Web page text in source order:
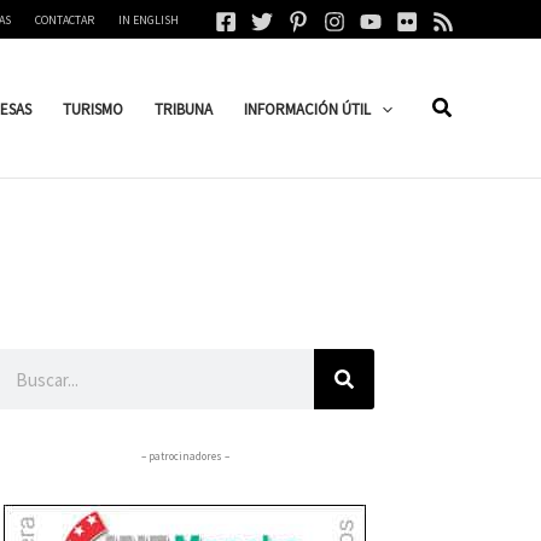
CONTACTAR IN ENGLISH
TURISMO TRIBUNA INFORMACIÓN ÚTIL
– patrocinadores –